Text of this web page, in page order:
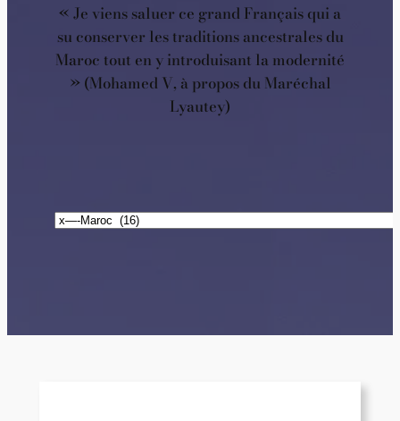
« Je viens saluer ce grand Français qui a
su conserver les traditions ancestrales du
Maroc tout en y introduisant la modernité
» (Mohamed V, à propos du Maréchal
Lyautey)
Catégories